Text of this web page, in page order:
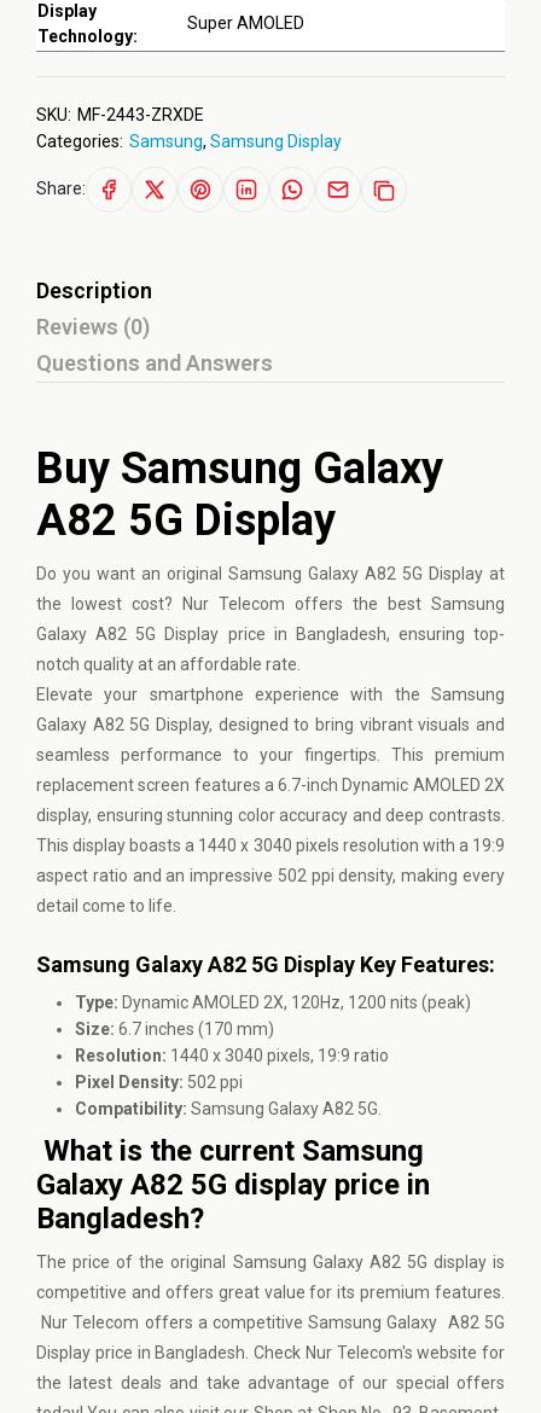
Display
Technology:
Super AMOLED
SKU: MF-2443-ZRXDE
Categories: Samsung, Samsung Display
Share:
Description
Reviews (0)
Questions and Answers
Buy Samsung Galaxy
A82 5G Display
Do you want an original Samsung Galaxy A82 5G Display at
the lowest cost? Nur Telecom offers the best Samsung
Galaxy A82 5G Display price in Bangladesh, ensuring top-
notch quality at an affordable rate.
Elevate your smartphone experience with the Samsung
Galaxy A82 5G Display, designed to bring vibrant visuals and
seamless performance to your fingertips. This premium
replacement screen features a 6.7-inch Dynamic AMOLED 2X
display, ensuring stunning color accuracy and deep contrasts.
This display boasts a 1440 x 3040 pixels resolution with a 19:9
aspect ratio and an impressive 502 ppi density, making every
detail come to life.
Samsung Galaxy A82 5G Display Key Features:
Type: Dynamic AMOLED 2X, 120Hz, 1200 nits (peak)
Size: 6.7 inches (170 mm)
Resolution: 1440 x 3040 pixels, 19:9 ratio
Pixel Density: 502 ppi
Compatibility: Samsung Galaxy A82 5G.
What is the current Samsung
Galaxy A82 5G display price in
Bangladesh?
The price of the original Samsung Galaxy A82 5G display is
competitive and offers great value for its premium features.
Nur Telecom offers a competitive Samsung Galaxy A82 5G
Display price in Bangladesh. Check Nur Telecom's website for
the latest deals and take advantage of our special offers